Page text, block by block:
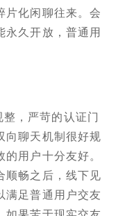
片化闲聊往来。会
永久开放，普通用
，严苛的认证门
向聊天机制很好规
用户十分友好。
顺畅之后，线下见
满足普通用户交友